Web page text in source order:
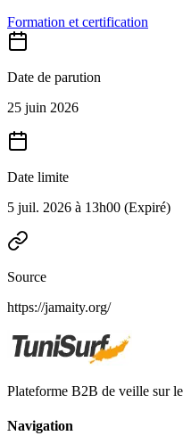
Formation et certification
Date de parution
25 juin 2026
Date limite
5 juil. 2026 à 13h00 (Expiré)
Source
https://jamaity.org/
Plateforme B2B de veille sur
Navigation